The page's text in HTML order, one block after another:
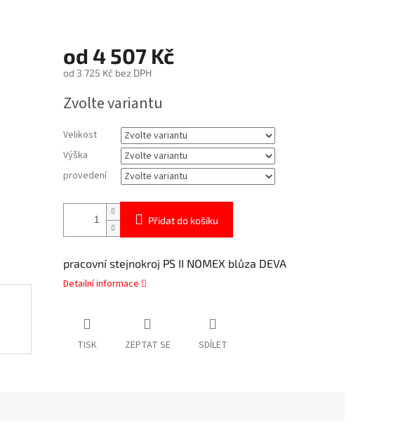
od 4 507 Kč
od 3 725 Kčbez DPH
cena:
Zvolte variantu
Velikost
Výška
provedení
Přidat do košíku
pracovní stejnokroj PS II NOMEX blůza DEVA
Detailní informace
TISK ZEPTAT SE SDÍLET